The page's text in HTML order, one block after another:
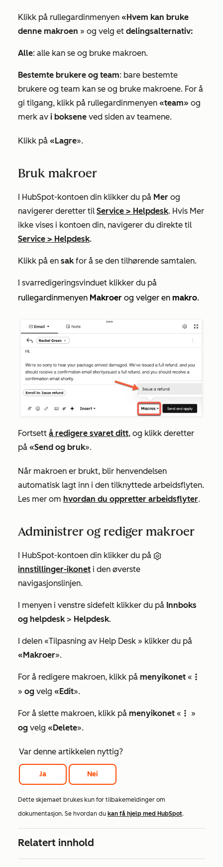
Klikk på rullegardinmenyen «Hvem kan bruke
denne makroen » og velg et delingsalternativ:
Alle: alle kan se og bruke makroen.
Bestemte brukere og team: bare bestemte
brukere og team kan se og bruke makroene. For å
gi tilgang, klikk på rullegardinmenyen «team» og
merk av i boksene ved siden av teamene.
Klikk på «Lagre».
Bruk makroer
I HubSpot-kontoen din klikker du på Mer og
navigerer deretter til Service > Helpdesk. Hvis Mer
ikke vises i kontoen din, navigerer du direkte til
Service > Helpdesk.
Klikk på en sakfor å se den tilhørende samtalen.
I svarredigeringsvinduet klikker du på
rullegardinmenyen Makroer og velger en makro.
Fortsett å redigere svaret ditt, og klikk deretter
på «Send og bruk».
Når makroen er brukt, blir henvendelsen
automatisk lagt inn i den tilknyttede arbeidsflyten.
Les mer om hvordan du oppretter arbeidsflyter.
Administrer og rediger makroer
I HubSpot-kontoen din klikker du på
innstillinger-ikonet i den øverste
navigasjonslinjen.
I menyen i venstre sidefelt klikker du på Innboks
og helpdesk> Helpdesk.
I delen «Tilpasning av Help Desk » klikker du på
«Makroer».
For å redigere makroen, klikk på menyikonet « verticalMenu
» og velg «Edit».
For å slette makroen, klikk på menyikonet « verticalMenu
»
og velg «Delete».
Var denne artikkelen nyttig?
Ja Nei
Dette skjemaet brukes kun for tilbakemeldinger om
dokumentasjon. Se hvordan du kan få hjelp med HubSpot.
Relatert innhold